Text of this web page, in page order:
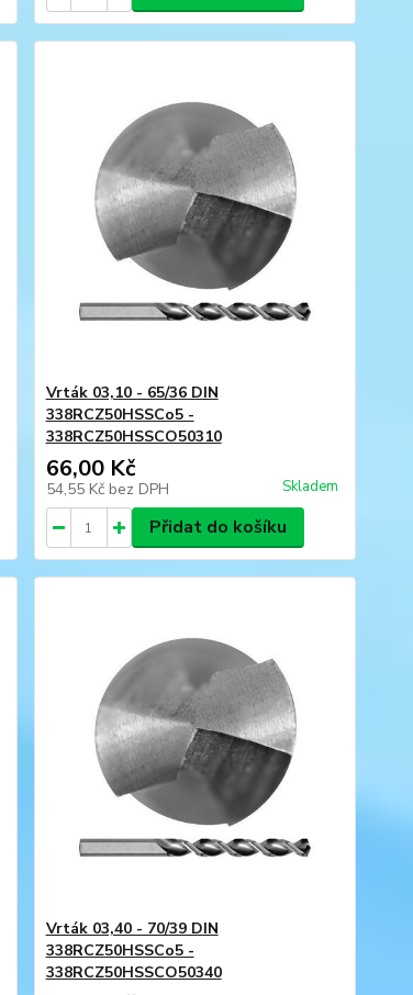
Vrták 03,10 - 65/36 DIN
338RCZ50HSSCo5 -
338RCZ50HSSCO50310
66,00 Kč
54,55 Kč bez DPH Skladem
Přidat do košíku
Vrták 03,40 - 70/39 DIN
338RCZ50HSSCo5 -
338RCZ50HSSCO50340